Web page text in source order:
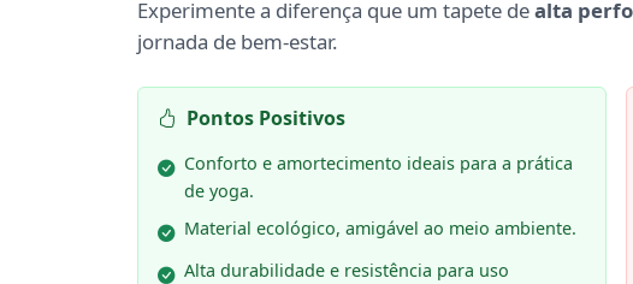
Experimente a diferença que um tapete dealta
jornada de bem-estar.
Pontos Positivos
Conforto e amortecimento ideais para a prática
de yoga.
Material ecológico, amigável ao meio ambiente.
Alta durabilidade e resistência para uso